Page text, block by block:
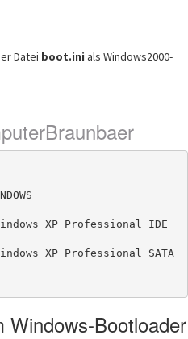
Datei boot.ini als Windows2000-
XP Professional IDE
XP Professional SATA
Windows-Bootloader